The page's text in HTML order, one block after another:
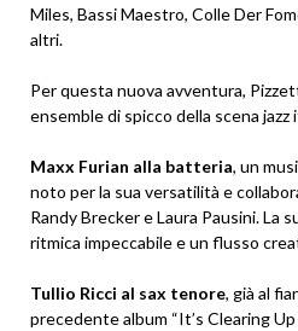
Miles, Bassi Maestro, Colle Der
altri.
Per questa nuova avventura,
ensemble di spicco della scena jazz
Maxx Furian alla batteria, un
noto per la sua versatilità e
Randy Brecker e Laura Pausini. La
ritmica impeccabile e un flusso
Tullio Ricci al sax tenore, già al
precedente album “It’s Clearing